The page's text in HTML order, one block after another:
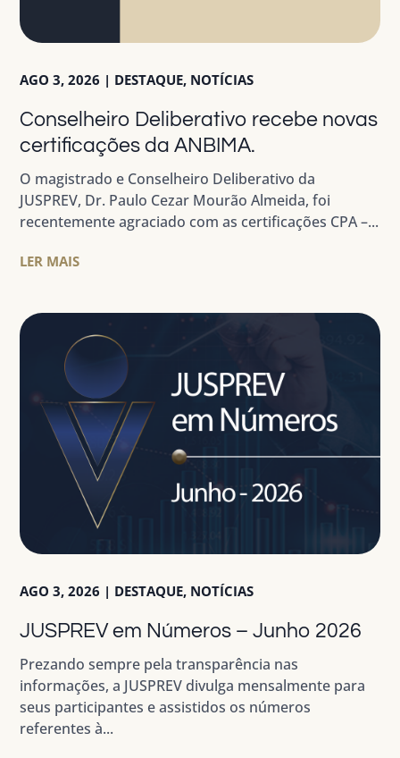
Conselheiro Deliberativo recebe novas
certificações da ANBIMA.
AGO 3, 2026 | DESTAQUE, NOTÍCIAS
O magistrado e Conselheiro Deliberativo da
JUSPREV, Dr. Paulo Cezar Mourão Almeida, foi
recentemente agraciado com as certificações CPA –...
LER MAIS
JUSPREV em Números – Junho 2026
AGO 3, 2026 | DESTAQUE, NOTÍCIAS
Prezando sempre pela transparência nas
informações, a JUSPREV divulga mensalmente para
seus participantes e assistidos os números
referentes à...